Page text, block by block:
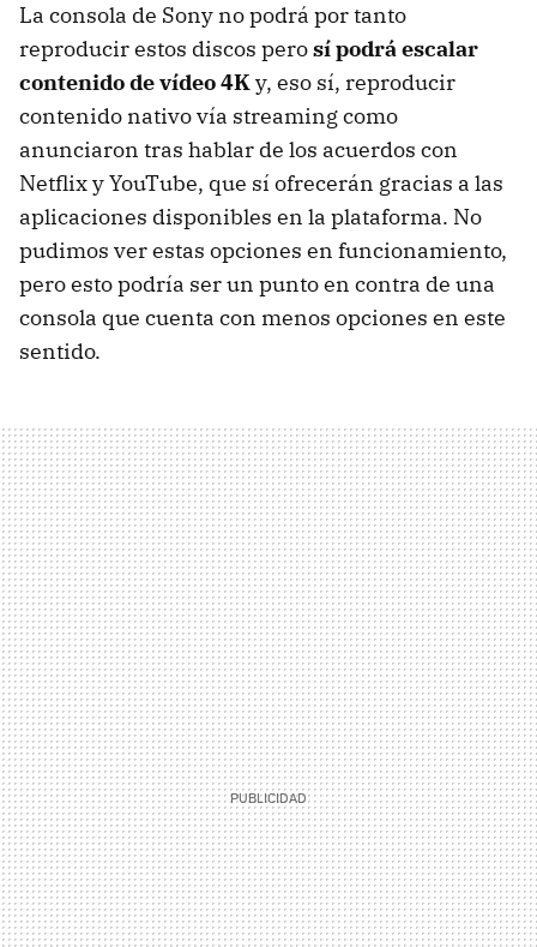
La consola de Sony no podrá por tanto
reproducir estos discos perosí podrá escalar
contenido de vídeo 4Ky, eso sí, reproducir
contenido nativo vía streaming como
anunciaron tras hablar de los acuerdos con
Netflix y YouTube, que sí ofrecerán gracias a las
aplicaciones disponibles en la plataforma. No
pudimos ver estas opciones en funcionamiento,
pero esto podría ser un punto en contra de una
consola que cuenta con menos opciones en este
sentido.